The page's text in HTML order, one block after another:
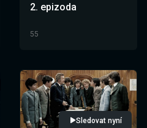
2. epizoda
55
Sledovat nyní